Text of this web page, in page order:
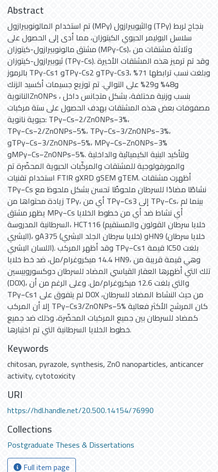
Abstract
تم استخدام المالونوبيرازول (MPy) والثيوبيرازول (TPy) بنجاح لربط
سلاسل البوليمر الحيوي الكيتوزان، مما أدى إلى الحصول على
مشتق مالونوبيرازول-كيتوزان (MPy-Cs)، وثلاثة مشتقات من
ثيوبيرازول-كيتوزان (TPy-Cs). وقد تم ترميز هذه المشتقات الأخيرة
بالرموز TPy-Cs1 وTPy-Cs2 وTPy-Cs3، وبلغت نسب ترابطها 71%
و48% و29% على التوالي. تم توزيع جسيمات أكسيد الزنك
النانويةZnONPs ، بنسب وزنية مختلفة، بشكل متجانس داخل
مصفوفات بعض هذه المشتقات بهدف الحصول على ستة مركبات
حيوية نانوية: TPy−Cs−2/ZnONPs−3%،
TPy−Cs−2/ZnONPs−5%، TPy−Cs−3/ZnONPs−3%،
وTPy−Cs−3/ZnONPs−5%، MPy−Cs−ZnONPs−3%
وMPy−Cs−ZnONPs−5%. ولتأكيد البنية الكيميائية والداخلية
والمورفولوجية للمشتقات والمركّبات الحيوية المحضّرة تم
استخدام تقنيات FTIR وXRD وSEM وTEM. أظهرت مشتقات
TPy−Cs نشاطًا مضادًا للسرطان ملحوظًا تحسن بشكل ملحوظ مع
زيادة محتواها من TPy، أي من TPy−Cs3 إلى TPy−Cs، بينما لم
يظهر مشتق MPy−Cs أي نشاط ضد أي من خطوط الخلايا
السرطانية المدروسة، HCT116 (خلايا سرطان القولون والمستقيم
البشري)، وA375 (خلايا سرطان الجلد البشري) وHN9 (خلايا سرطان
اللسان البشري). وقد أظهر المركب TPy−Cs1 قيمة IC50 بلغت
14.4 ميكروغرام/مل، ضد خط خلايا HN9، وهي قيمة قريبة من
تلك التي أظهرها العقار القياسي المضاد للسرطان دوكسوروبيسين
(DOX)، والتي بلغت 12.6 ميكروغرام/مل. وعلى الرغم من أن
TPy−Cs1 لم يتفوق على DOX من حيث النشاط المضاد للسرطان،
إلا أن المركب TPy−Cs3/ZnONPs−5% كان المرشح الأكثر فعالية
كمضاد للسرطان بين جميع المركبات المحضّرة، وذلك ضد جميع
خطوط الخلايا السرطانية التي تم اختبارها.
Keywords
chitosan,pyrazole,synthesis,ZnO nanoparticles,anticancer
activity,cytotoxicity
URI
https://hdl.handle.net/20.500.14154/76990
Collections
Postgraduate Theses & Dissertations
Full item page